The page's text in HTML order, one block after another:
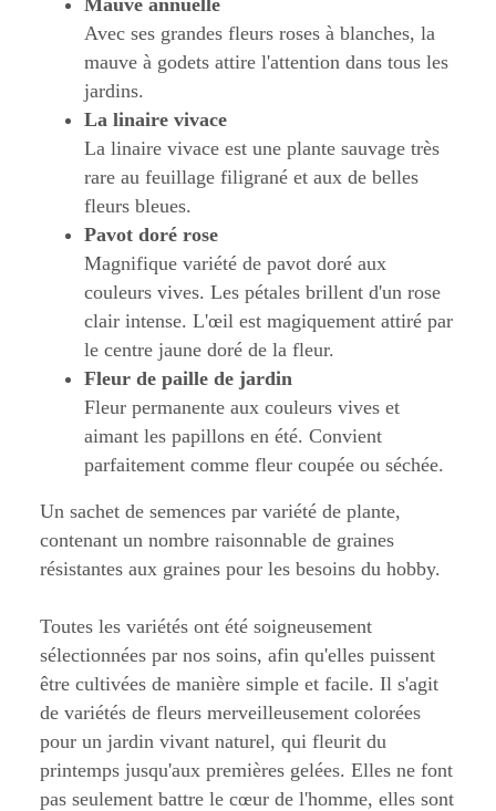
Avec ses grandes fleurs roses à blanches, la
mauve à godets attire l'attention dans tous les
jardins.
La linaire vivace
La linaire vivace est une plante sauvage très
rare au feuillage filigrané et aux de belles
fleurs bleues.
Pavot doré rose
Magnifique variété de pavot doré aux
couleurs vives. Les pétales brillent d'un rose
clair intense. L'œil est magiquement attiré par
le centre jaune doré de la fleur.
Fleur de paille de jardin
Fleur permanente aux couleurs vives et
aimant les papillons en été. Convient
parfaitement comme fleur coupée ou séchée.
Un sachet de semences par variété de plante,
contenant un nombre raisonnable de graines
résistantes aux graines pour les besoins du hobby.
Toutes les variétés ont été soigneusement
sélectionnées par nos soins, afin qu'elles puissent
être cultivées de manière simple et facile. Il s'agit
de variétés de fleurs merveilleusement colorées
pour un jardin vivant naturel, qui fleurit du
printemps jusqu'aux premières gelées. Elles ne font
pas seulement battre le cœur de l'homme, elles sont